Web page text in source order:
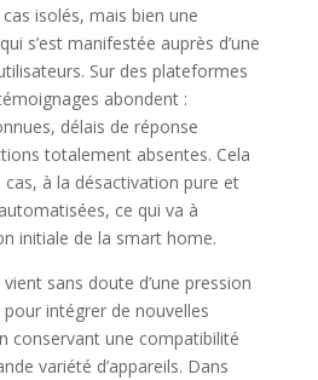
isolés, mais bien une
s’est manifestée auprès d’une
Sur des plateformes
abondent :
délais de réponse
totalement absentes. Cela
à la désactivation pure et
ce qui va à
initiale de la smart home.
sans doute d’une pression
intégrer de nouvelles
conservant une compatibilité
variété d’appareils. Dans